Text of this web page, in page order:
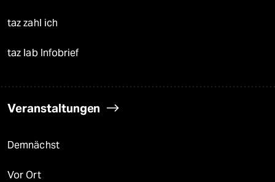
taz zahl ich
taz lab Infobrief
Veranstaltungen
Demnächst
Vor Ort